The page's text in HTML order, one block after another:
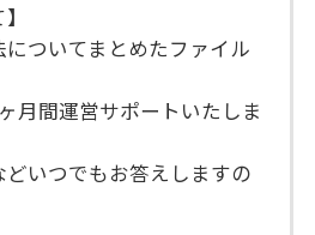
ついてまとめたファイル
月間運営サポートいたしま
いつでもお答えしますの